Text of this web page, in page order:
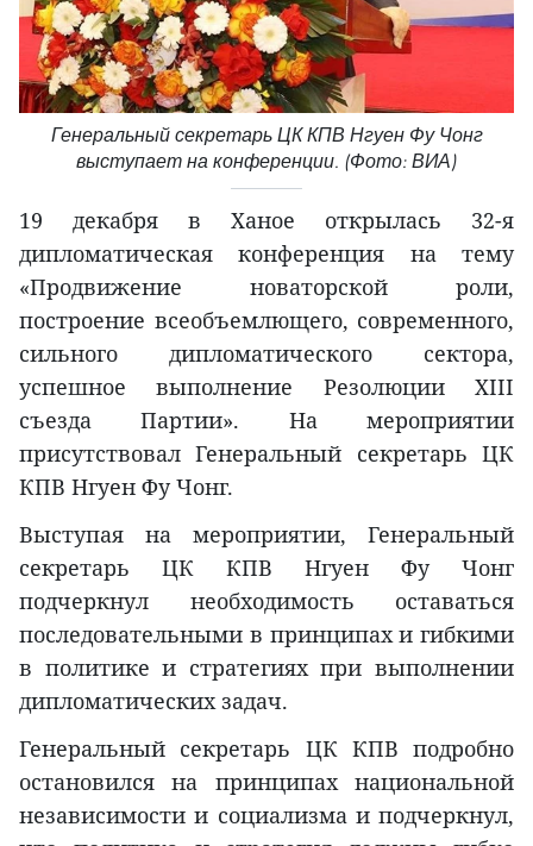
Генеральный секретарь ЦК КПВ Нгуен Фу Чонг
выступает на конференции. (Фото: ВИА)
19 декабря в Ханое открылась 32-я
дипломатическая конференция на тему
«Продвижение новаторской роли,
построение всеобъемлющего, современного,
сильного дипломатического сектора,
успешное выполнение Резолюции XIII
съезда Партии». На мероприятии
присутствовал Генеральный секретарь ЦК
КПВ Нгуен Фу Чонг.
Выступая на мероприятии, Генеральный
секретарь ЦК КПВ Нгуен Фу Чонг
подчеркнул необходимость оставаться
последовательными в принципах и гибкими
в политике и стратегиях при выполнении
дипломатических задач.
Генеральный секретарь ЦК КПВ подробно
остановился на принципах национальной
независимости и социализма и подчеркнул,